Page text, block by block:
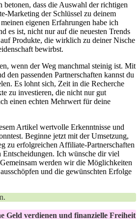
‍betonen, dass die Auswahl der richtigen
Marketing ⁤der Schlüssel​ zu deinem​
eigenen ⁢Erfahrungen ‍habe ich
es ist, nicht nur auf die neuesten ⁢Trends
Produkte, die wirklich ​zu deiner Nische⁣
⁢bewirbst.
wenn der Weg manchmal​ steinig ist. Mit
den passenden Partnerschaften kannst du
Es lohnt sich, Zeit⁣ in die Recherche
zu investieren, die nicht nur gut
einen echten Mehrwert für deine
Artikel ‌wertvolle ⁤Erkenntnisse ‌und⁤
Beginne ⁤jetzt mit ⁣der Umsetzung,
​zu erfolgreichen Affiliate-Partnerschaften‌
Ich wünsche dir‍ viel
werden wir die Möglichkeiten
⁣und⁣ die gewünschten Erfolge
Geld verdienen und finanzielle Freiheit